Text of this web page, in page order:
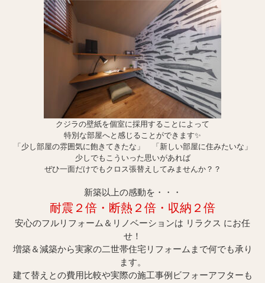
クジラの壁紙を個室に採用することによって
特別な部屋へと感じることができます✨
「少し部屋の雰囲気に飽きてきたな」 「新しい部屋に住みたいな」
少しでもこういった思いがあれば
ぜひ一面だけでもクロス張替えしてみませんか？？
新築以上の感動を・・・
耐震２倍・断熱２倍・収納２倍
安心のフルリフォーム＆リノベーションは リラクス にお任
せ！
増築＆減築から実家の二世帯住宅リフォームまで何でも承り
ます。
建て替えとの費用比較や実際の施工事例ビフォーアフターも